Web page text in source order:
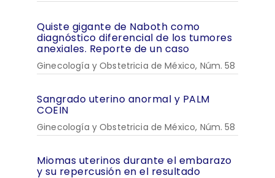
Quiste gigante de Naboth como
diagnóstico diferencial de los tumores
anexiales. Reporte de un caso
Ginecología y Obstetricia de México, Núm. 58
Sangrado uterino anormal y PALM
COEIN
Ginecología y Obstetricia de México, Núm. 58
Miomas uterinos durante el embarazo
y su repercusión en el resultado